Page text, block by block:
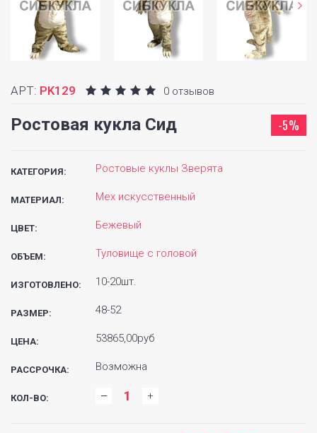
АРТ: PK129 0 отзывов
Ростовая кукла Сид -5%
КАТЕГОРИЯ: Ростовые куклы Зверята
МАТЕРИАЛ: Мех искусственный
ЦВЕТ: Бежевый
ОБЪЕМ: Туловище с головой
ИЗГОТОВЛЕНО: 10-20шт.
РАЗМЕР: 48-52
ЦЕНА: 53865,00руб
РАССРОЧКА: Возможна
КОЛ-ВО: